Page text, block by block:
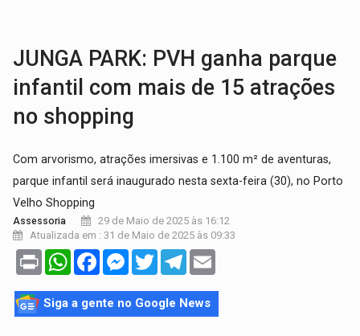
JUNGA PARK: PVH ganha parque
infantil com mais de 15 atrações
no shopping
Com arvorismo, atrações imersivas e 1.100 m² de aventuras,
parque infantil será inaugurado nesta sexta-feira (30), no Porto
Velho Shopping
Assessoria
29 de Maio de 2025 às 16:12
Atualizada em : 31 de Maio de 2025 às 09:33
Print WhatsAppFacebookMessenger
TwitterTelegram
Siga a gente no Google News